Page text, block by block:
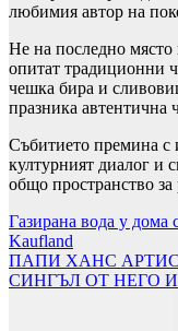
любимия автор на
Не на последно място
опитат традиционни
чешка бира и
празника автентична
Събитието премина с
културният диалог и
общо пространство
Навигация
Газирана вода у дома
Kaufland
ПАПИ ХАНС
СИНГЪЛ ОТ НЕГО